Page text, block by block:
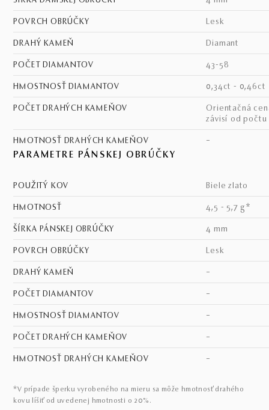
POVRCH OBRÚČKY lesk
DRAHÝ KAMEŇ diamant
POČET DIAMANTOV 43-58
HMOSTNOSŤ DIAMANTOV 0,34ct - 0,46ct
POČET DRAHÝCH KAMEŇOV
Orientačná cena - cena
závisí od počtu
HMOTNOSŤ DRAHÝCH KAMEŇOV –
PARAMETRE PÁNSKEJ OBRÚČKY
POUŽITÝ KOV biele zlato
HMOTNOSŤ 4,5 - 5,7 g*
ŠÍRKA PÁNSKEJ OBRÚČKY 4 mm
POVRCH OBRÚČKY lesk
DRAHÝ KAMEŇ –
POČET DIAMANTOV –
HMOSTNOSŤ DIAMANTOV –
POČET DRAHÝCH KAMEŇOV –
HMOTNOSŤ DRAHÝCH KAMEŇOV –
*V prípade šperku vyrobeného na mieru sa môže hmotnosť drahého
kovu líšiť od uvedenej hmotnosti o 20%.